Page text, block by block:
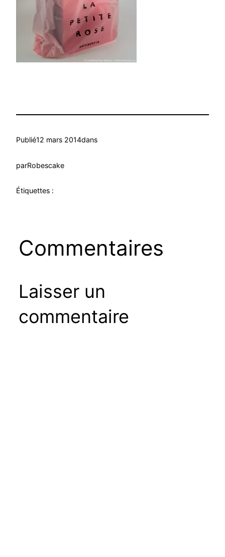
Publié12 mars 2014dans
parRobescake
Étiquettes :
Commentaires
Laisser un
commentaire